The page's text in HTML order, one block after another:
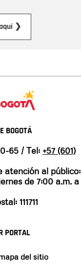
❯
BOGOTÁ
65 / Tel: +57 (601)
atención al público:
de 7:00 a.m. a
111711
PORTAL
del sitio